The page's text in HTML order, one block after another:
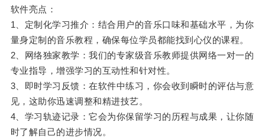
软件亮点：
1、定制化学习推介：结合用户的音乐口味和基础水平，为你
量身定制的音乐教程，确保每位学员都能找到心仪的课程。
2、网络独家教学：我们的专家级音乐教师提供网络一对一的
专业指导，增强学习的互动性和针对性。
3、即时学习反馈：在软件中练习，你会收到瞬时的评估与意
见，这助你迅速调整和精进技艺。
4、学习轨迹记录：它会为你保留学习的历程与成果，让你随
时了解自己的进步情况。